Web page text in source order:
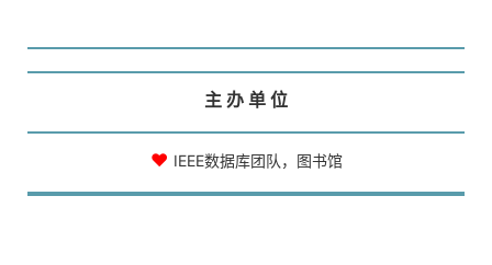
主 办 单 位
♥ IEEE数据库团队，图书馆